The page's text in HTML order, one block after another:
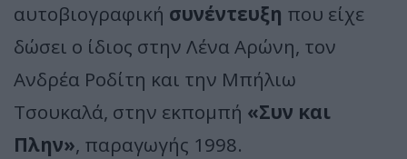
αυτοβιογραφική συνέντευξη που είχε
δώσει ο ίδιος στην Λένα Αρώνη, τον
Ανδρέα Ροδίτη και την Μπήλιω
Τσουκαλά, στην εκπομπή «Συν και
Πλην», παραγωγής 1998.